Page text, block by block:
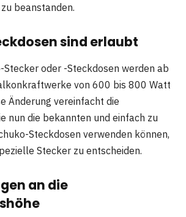
beanstanden.
sind erlaubt
Stecker oder -Steckdosen werden ab
von 600 bis 800 Watt
Änderung vereinfacht die
nun die bekannten und einfach zu
Steckdosen verwenden können,
Stecker zu entscheiden.
an die